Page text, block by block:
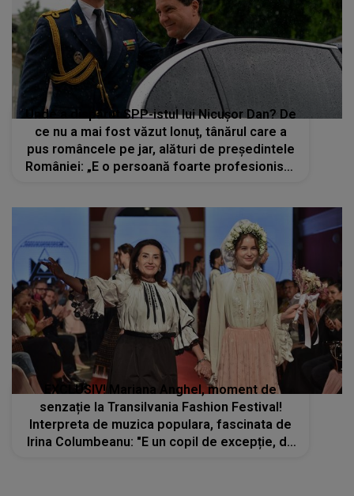
Unde a dispărut SPP-istul lui Nicușor Dan? De
ce nu a mai fost văzut Ionuț, tânărul care a
pus româncele pe jar, alături de președintele
României: „E o persoană foarte profesionistă
EXCLUSIV! Mariana Anghel, moment de
senzație la Transilvania Fashion Festival!
Interpreta de muzica populara, fascinata de
Irina Columbeanu: "E un copil de excepție, de